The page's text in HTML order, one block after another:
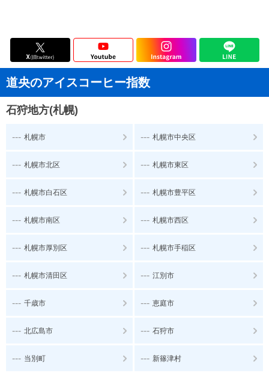
道央のアイスコーヒー指数
石狩地方(札幌)
--- 札幌市 --- 札幌市中央区
--- 札幌市北区 --- 札幌市東区
--- 札幌市白石区 --- 札幌市豊平区
--- 札幌市南区 --- 札幌市西区
--- 札幌市厚別区 --- 札幌市手稲区
--- 札幌市清田区 --- 江別市
--- 千歳市 --- 恵庭市
--- 北広島市 --- 石狩市
--- 当別町 --- 新篠津村